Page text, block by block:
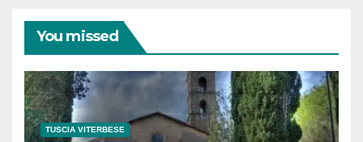
You missed
TUSCIA VITERBESE